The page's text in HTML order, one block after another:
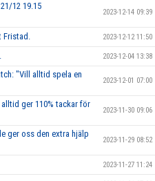
12 19.15
2023-12-14 09:39
Fristad. 2023-12-12 11:50
2023-12-04 13:38
"Vill alltid spela en
2023-12-01 07:00
ger 110% tackar för
2023-11-30 09:06
ger oss den extra hjälp
2023-11-29 08:52
2023-11-27 11:24